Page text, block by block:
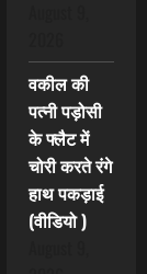
वकील की
पत्नी पड़ोसी
के फ्लैट में
चोरी करते रंगे
हाथ पकड़ाई
(वीडियो )